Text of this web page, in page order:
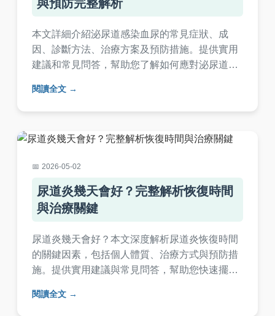
與預防完整解析
本文詳細介紹泌尿道感染血尿的常見症狀、成
因、診斷方法、治療方案及預防措施。提供實用
建議和常見問答，幫助您了解如何應對泌尿道感
識，適合一般讀者閱讀。
閱讀全文
2026-05-02
尿道炎幾天會好？完整解析恢復時間
與治療關鍵
尿道炎幾天會好？本文深度解析尿道炎恢復時間
的關鍵因素，包括個人體質、治療方式與預防措
施。提供實用建議與常見問答，幫助您快速擺脫
閱讀全文